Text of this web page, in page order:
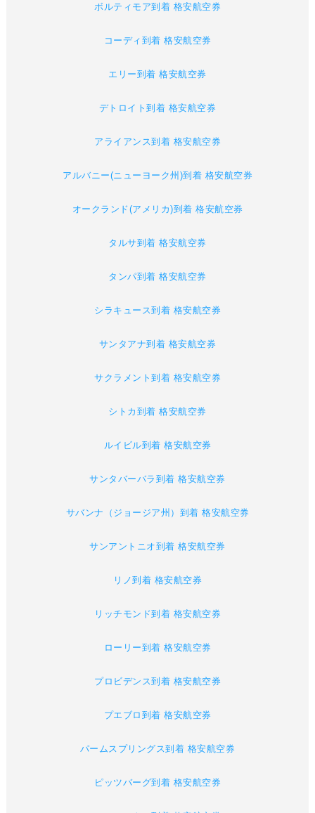
ボルティモア到着 格安航空券
コーディ到着 格安航空券
エリー到着 格安航空券
デトロイト到着 格安航空券
アライアンス到着 格安航空券
アルバニー(ニューヨーク州)到着 格安航空券
オークランド(アメリカ)到着 格安航空券
タルサ到着 格安航空券
タンパ到着 格安航空券
シラキュース到着 格安航空券
サンタアナ到着 格安航空券
サクラメント到着 格安航空券
シトカ到着 格安航空券
ルイビル到着 格安航空券
サンタバーバラ到着 格安航空券
サバンナ（ジョージア州）到着 格安航空券
サンアントニオ到着 格安航空券
リノ到着 格安航空券
リッチモンド到着 格安航空券
ローリー到着 格安航空券
プロビデンス到着 格安航空券
プエブロ到着 格安航空券
パームスプリングス到着 格安航空券
ピッツバーグ到着 格安航空券